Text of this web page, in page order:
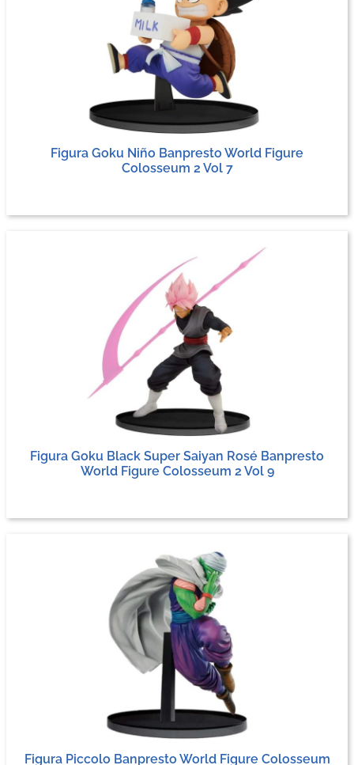
Figura Goku Niño Banpresto World Figure
Colosseum 2 Vol 7
Figura Goku Black Super Saiyan Rosé Banpresto
World Figure Colosseum 2 Vol 9
Figura Piccolo Banpresto World Figure Colosseum